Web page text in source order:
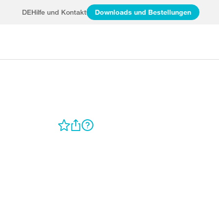
DEHilfe und Kontakt Downloads und Bestellungen